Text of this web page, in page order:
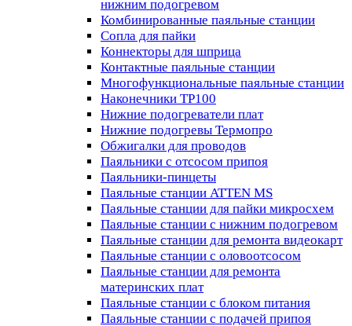
нижним подогревом
Комбинированные паяльные станции
Сопла для пайки
Коннекторы для шприца
Контактные паяльные станции
Многофункциональные паяльные станции
Наконечники TP100
Нижние подогреватели плат
Нижние подогревы Термопро
Обжигалки для проводов
Паяльники с отсосом припоя
Паяльники-пинцеты
Паяльные станции ATTEN MS
Паяльные станции для пайки микросхем
Паяльные станции с нижним подогревом
Паяльные станции для ремонта видеокарт
Паяльные станции с оловоотсосом
Паяльные станции для ремонта
материнских плат
Паяльные станции с блоком питания
Паяльные станции с подачей припоя